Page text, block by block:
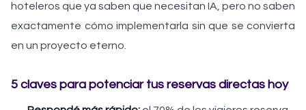
hoteleros que ya saben que necesitan IA, pero no saben
exactamente cómo implementarla sin que se convierta
en un proyecto eterno.
5 claves para potenciar tus reservas directas hoy